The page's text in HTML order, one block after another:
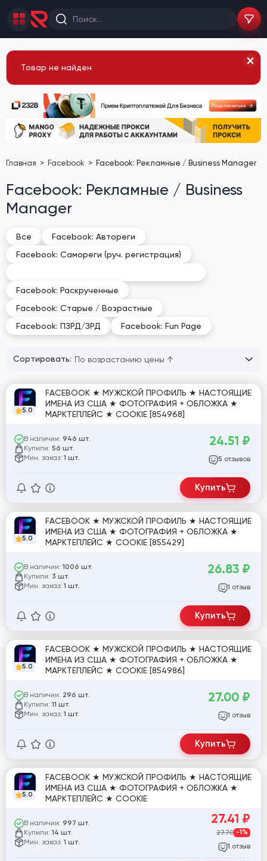
Товар не найден
Главная Facebook Facebook: Рекламные / Business Manager
Facebook: Рекламные / Business
Manager
Все
Facebook: Автореги
Facebook: Самореги (руч. регистрация)
Facebook: Раскрученные
Facebook: Старые / Возрастные
Facebook: ПЗРД/ЗРД
Facebook: Fun Page
Сортировать:
5.0
FACEBOOK ★ МУЖСКОЙ ПРОФИЛЬ ★ НАСТОЯЩИЕ
ИМЕНА ИЗ США ★ ФОТОГРАФИЯ + ОБЛОЖКА ★
МАРКТЕПЛЕЙС ★ COOKIE [854968]
В наличии: 946 шт.
Купили: 56 шт.
Мин. заказ: 1 шт.
24.51 ₽
5 отзывов
Купить
5.0
FACEBOOK ★ МУЖСКОЙ ПРОФИЛЬ ★ НАСТОЯЩИЕ
ИМЕНА ИЗ США ★ ФОТОГРАФИЯ + ОБЛОЖКА ★
МАРКТЕПЛЕЙС ★ COOKIE [855429]
В наличии: 1006 шт.
Купили: 3 шт.
Мин. заказ: 1 шт.
26.83 ₽
1 отзыв
Купить
5.0
FACEBOOK ★ МУЖСКОЙ ПРОФИЛЬ ★ НАСТОЯЩИЕ
ИМЕНА ИЗ США ★ ФОТОГРАФИЯ + ОБЛОЖКА ★
МАРКТЕПЛЕЙС ★ COOKIE [854986]
В наличии: 296 шт.
Купили: 11 шт.
Мин. заказ: 1 шт.
27.00 ₽
1 отзыв
Купить
5.0
FACEBOOK ★ МУЖСКОЙ ПРОФИЛЬ ★ НАСТОЯЩИЕ
ИМЕНА ИЗ США ★ ФОТОГРАФИЯ + ОБЛОЖКА ★
МАРКТЕПЛЕЙС ★ COOKIE
В наличии: 997 шт.
Купили: 14 шт.
Мин. заказ: 1 шт.
27.41 ₽
27.70 -1%
1 отзыв